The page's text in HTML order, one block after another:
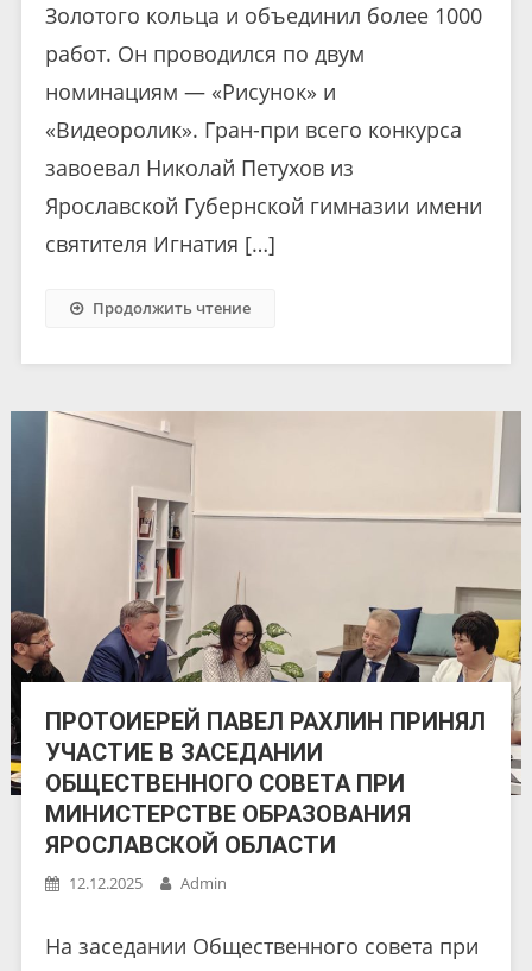
Золотого кольца и объединил более 1000
работ. Он проводился по двум
номинациям — «Рисунок» и
«Видеоролик». Гран-при всего конкурса
завоевал Николай Петухов из
Ярославской Губернской гимназии имени
святителя Игнатия […]
Продолжить чтение
ПРОТОИЕРЕЙ ПАВЕЛ РАХЛИН ПРИНЯЛ
УЧАСТИЕ В ЗАСЕДАНИИ
ОБЩЕСТВЕННОГО СОВЕТА ПРИ
МИНИСТЕРСТВЕ ОБРАЗОВАНИЯ
ЯРОСЛАВСКОЙ ОБЛАСТИ
12.12.2025 Admin
На заседании Общественного совета при